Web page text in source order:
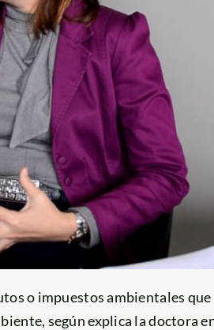
o impuestos ambientales
según explica la doctora